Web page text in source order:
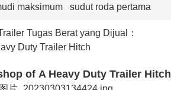
maksimum sudut roda pertama
Tugas Berat yang Dijual：
of A Heavy Duty Trailer Hitch